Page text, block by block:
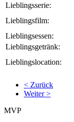
Lieblingsserie:
Lieblingsfilm:
Lieblingsessen:
Lieblingsgetränk:
Lieblingslocation:
< Zurück
Weiter >
MVP